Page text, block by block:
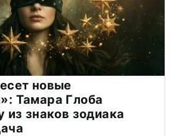
новые
Тамара Глоба
из знаков зодиака